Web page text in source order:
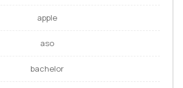
apple
aso
bachelor